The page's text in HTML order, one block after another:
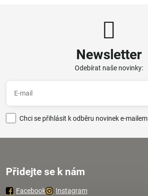
Newsletter
Odebírat naše novinky:
Chci se přihlásit k odběru novinek e-mailem
Přidejte se k nám
Facebook Instagram